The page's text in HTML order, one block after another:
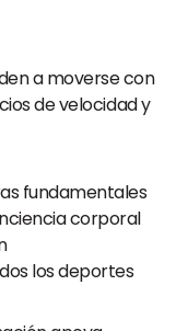
a moverse con
de velocidad y
fundamentales
corporal
los deportes